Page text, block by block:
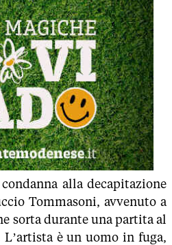
alla decapitazione
Tommasoni, avvenuto a
sorta durante una partita al
è un uomo in fuga,